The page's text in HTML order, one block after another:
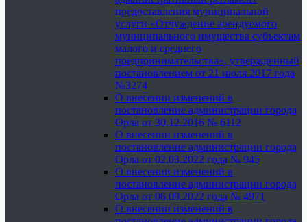
предоставления муниципальной
услуги «Отчуждение арендуемого
муниципального имущества субъектам
малого и среднего
предпринимательства», утвержденный
постановлением от 21 июля 2017 года
№3274
О внесении изменений в
постановление администрации города
Орла от 30.12.2016 № 6112
О внесении изменений в
постановление администрации города
Орла от 02.03.2022 года № 945
О внесении изменений в
постановление администрации города
Орла от 06.09.2022 года № 4971
О внесении изменений в